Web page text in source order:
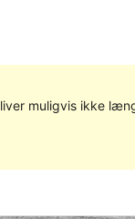
muligvis ikke